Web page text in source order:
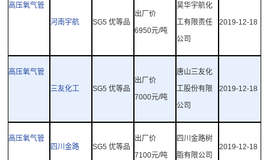
高压氧气管
河南宇航
SG5优等品
出厂价
6950元/吨
昊华宇航化
工有限责任
公司
2019-12-18
高压氧气管
三友化工
SG5优等品
出厂价
7000元/吨
唐山三友化
工股份有限
公司
2019-12-18
高压氧气管
四川金路
SG5优等品
出厂价
7100元/吨
四川金路树
脂有限公司
2019-12-18